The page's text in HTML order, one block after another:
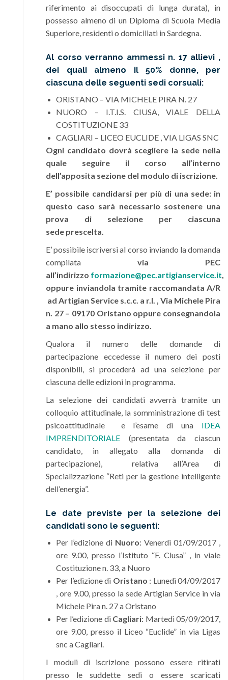
riferimento ai disoccupati di lunga durata), in
possesso almeno di un Diploma di Scuola Media
Superiore, residenti o domiciliati in Sardegna.
Al corso verranno ammessi n. 17 allievi ,
dei quali almeno il 50% donne, per
ciascuna delle seguenti sedi corsuali:
ORISTANO – VIA MICHELE PIRA N. 27
NUORO – I.T.I.S. CIUSA, VIALE DELLA
COSTITUZIONE 33
CAGLIARI – LICEO EUCLIDE , VIA LIGAS SNC
Ogni candidato dovrà scegliere la sede nella
quale seguire il corso all’interno
dell’apposita sezione del modulo di iscrizione.
E’ possibile candidarsi per più di una sede: in
questo caso sarà necessario sostenere una
prova di selezione per ciascuna
sede prescelta.
E’ possibile iscriversi al corso inviando la domanda
compilata via PEC
all’indirizzo formazione@pec.artigianservice.it,
oppure inviandola tramite raccomandata A/R
ad Artigian Service s.c.c. a r.l. , Via Michele Pira
n. 27 – 09170 Oristano oppure consegnandola
a mano allo stesso indirizzo.
Qualora il numero delle domande di
partecipazione eccedesse il numero dei posti
disponibili, si procederà ad una selezione per
ciascuna delle edizioni in programma.
La selezione dei candidati avverrà tramite un
colloquio attitudinale, la somministrazione di test
psicoattitudinale e l’esame di una IDEA
IMPRENDITORIALE (presentata da ciascun
candidato, in allegato alla domanda di
partecipazione), relativa all’Area di
Specializzazione “Reti per la gestione intelligente
dell’energia”.
Le date previste per la selezione dei
candidati sono le seguenti:
Per l’edizione di Nuoro: Venerdì 01/09/2017 ,
ore 9.00, presso l’Istituto “F. Ciusa” , in viale
Costituzione n. 33, a Nuoro
Per l’edizione di Oristano : Lunedì 04/09/2017
, ore 9.00, presso la sede Artigian Service in via
Michele Pira n. 27 a Oristano
Per l’edizione di Cagliari: Martedì 05/09/2017,
ore 9.00, presso il Liceo “Euclide” in via Ligas
snc a Cagliari.
I moduli di iscrizione possono essere ritirati
presso le suddette sedi o essere scaricati